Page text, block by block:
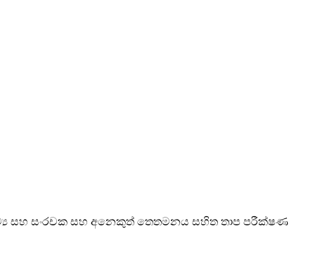
සහ සංරචක සහ අනෙකුත් තෙතමනය සහිත තාප පරීක්ෂණ